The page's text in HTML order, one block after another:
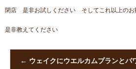
閉店 是非お試しください そしてこれ以上のお
是非教えてください
← ウェイクにウエルカムプランとパ